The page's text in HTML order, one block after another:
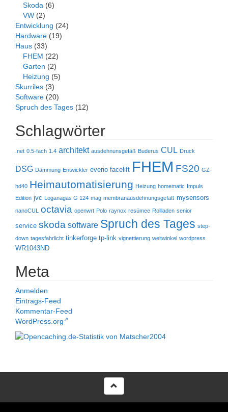
Skoda (6)
VW (2)
Entwicklung (24)
Hardware (19)
Haus (33)
FHEM (22)
Garten (2)
Heizung (5)
Skurriles (3)
Software (20)
Spruch des Tages (12)
Schlagwörter
.net 0.5-fach 1.4 architekt ausdehnunsgefäß Buderus CUL Druck
DSG Dämmung Entwickler everio facelift FHEM FS20 GZ-
hd40 Heimautomatisierung Heizung homematic
Impuls
Edition jvc Loganagas G 124 mag membranausdehnungsgefäß mysensors
nanoCUL octavia openwrt Polo raynox resümee Rollladen senior
service skoda software Spruch des Tages step-
down tagesfahrlicht tinkerforge tp-link vignettierung weitwinkel wordpress
WR1043ND
Meta
Anmelden
Eintrags-Feed
Kommentar-Feed
WordPress.org